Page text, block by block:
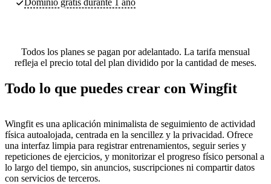
Todos los planes se pagan por adelantado. La tarifa mensual
refleja el precio total del plan dividido por la cantidad de meses.
Todo lo que puedes crear con Wingfit
Wingfit es una aplicación minimalista de seguimiento de actividad
física autoalojada, centrada en la sencillez y la privacidad. Ofrece
una interfaz limpia para registrar entrenamientos, seguir series y
repeticiones de ejercicios, y monitorizar el progreso físico personal a
lo largo del tiempo, sin anuncios, suscripciones ni compartir datos
con servicios de terceros.